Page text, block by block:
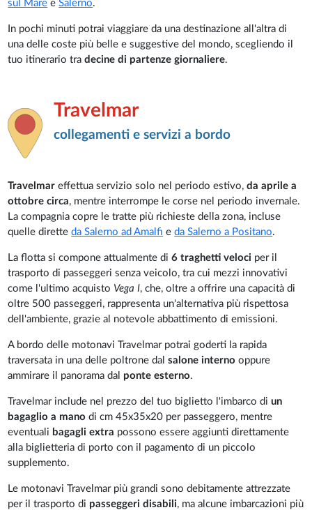
sul Mare eSalerno.
In pochi minuti potrai viaggiare da una destinazione all'altra di
una delle coste più belle e suggestive del mondo, scegliendo il
tuo itinerario tra decine di partenze giornaliere.
Travelmar
collegamenti e servizi a bordo
Travelmareffettua servizio solo nel periodo estivo,da aprile a
ottobre circa, mentre interrompe le corse nel periodo invernale.
La compagnia copre le tratte più richieste della zona, incluse
quelle diretteda Salerno ad Amalfi eda Salerno a Positano.
La flotta si compone attualmente di6 traghetti veloci per il
trasporto di passeggeri senza veicolo, tra cui mezzi innovativi
come l'ultimo acquisto Vega I, che, oltre a offrire una capacità di
oltre 500 passeggeri, rappresenta un'alternativa più rispettosa
dell'ambiente, grazie al notevole abbattimento di emissioni.
A bordo delle motonavi Travelmar potrai goderti la rapida
traversata in una delle poltrone dal salone interno oppure
ammirare il panorama dal ponte esterno.
Travelmar include nel prezzo del tuo biglietto l'imbarco diun
bagaglio a mano di cm 45x35x20 per passeggero, mentre
eventuali bagagli extra possono essere aggiunti direttamente
alla biglietteria di porto con il pagamento di un piccolo
supplemento.
Le motonavi Travelmar più grandi sono debitamente attrezzate
per il trasporto di passeggeri disabili, ma alcune imbarcazioni più